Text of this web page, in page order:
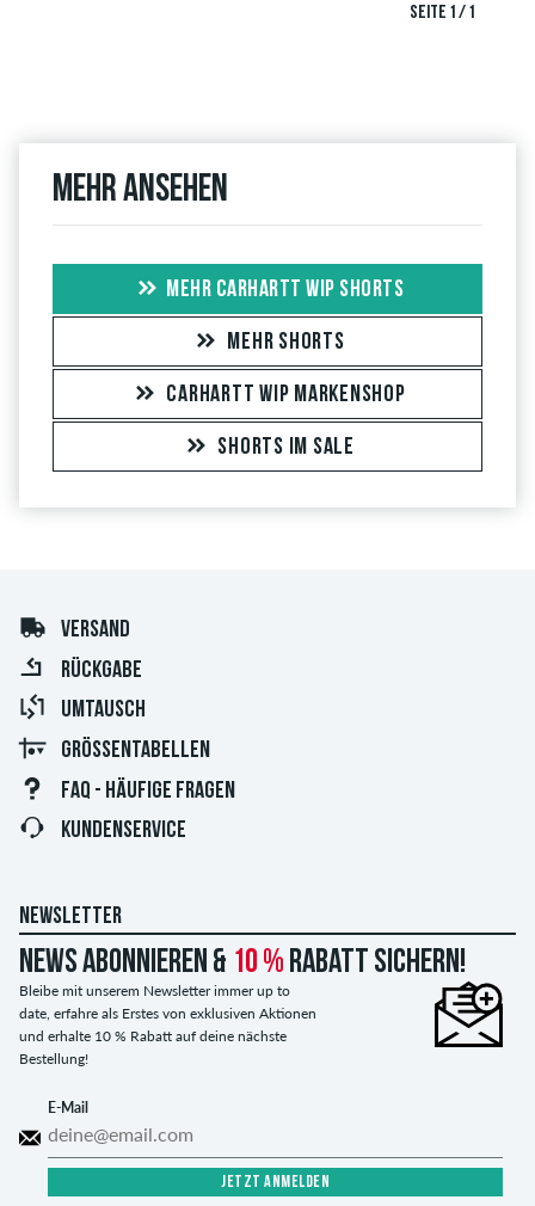
SEITE 1 / 1
Mehr ansehen
MEHR CARHARTT WIP SHORTS
MEHR SHORTS
CARHARTT WIP MARKENSHOP
SHORTS IM SALE
VERSAND
RÜCKGABE
UMTAUSCH
GRÖSSENTABELLEN
FAQ - HÄUFIGE FRAGEN
KUNDENSERVICE
NEWSLETTER
News abonnieren & 10 % Rabatt sichern!
Bleibe mit unserem Newsletter immer up to
date, erfahre als Erstes von exklusiven Aktionen
und erhalte 10 % Rabatt auf deine nächste
Bestellung!
E-Mail
JETZT ANMELDEN